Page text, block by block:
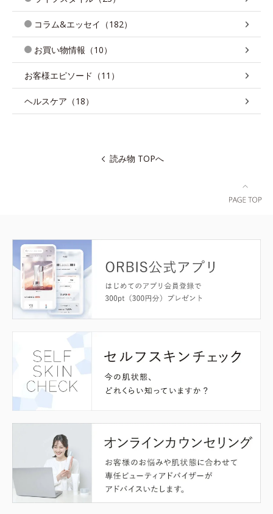
コラム&エッセイ（182）
お買い物情報（10）
お客様エピソード（11）
ヘルスケア（18）
読み物 TOPへ